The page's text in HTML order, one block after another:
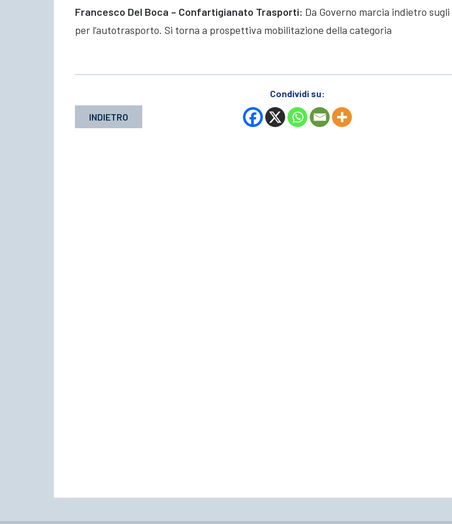
Francesco Del Boca – Confartigianato Trasporti: Da Governo marcia indietro
per l’autotrasporto. Si torna a prospettiva mobilitazione della categoria
INDIETRO
Condividi su: